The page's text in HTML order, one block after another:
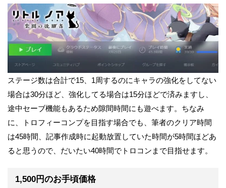
ステージ数は合計で15、1周するのにキャラの強化をしてない
場合は30分ほど、強化してる場合は15分ほどで済みますし、
途中セーブ機能もあるため隙間時間にも遊べます。ちなみ
に、トロフィーコンプを目指す場合でも、筆者のクリア時間
は45時間、記事作成時に起動放置していた時間が5時間ほどあ
ると思うので、だいたい40時間でトロコンまで目指せます。
1,500円のお手頃価格